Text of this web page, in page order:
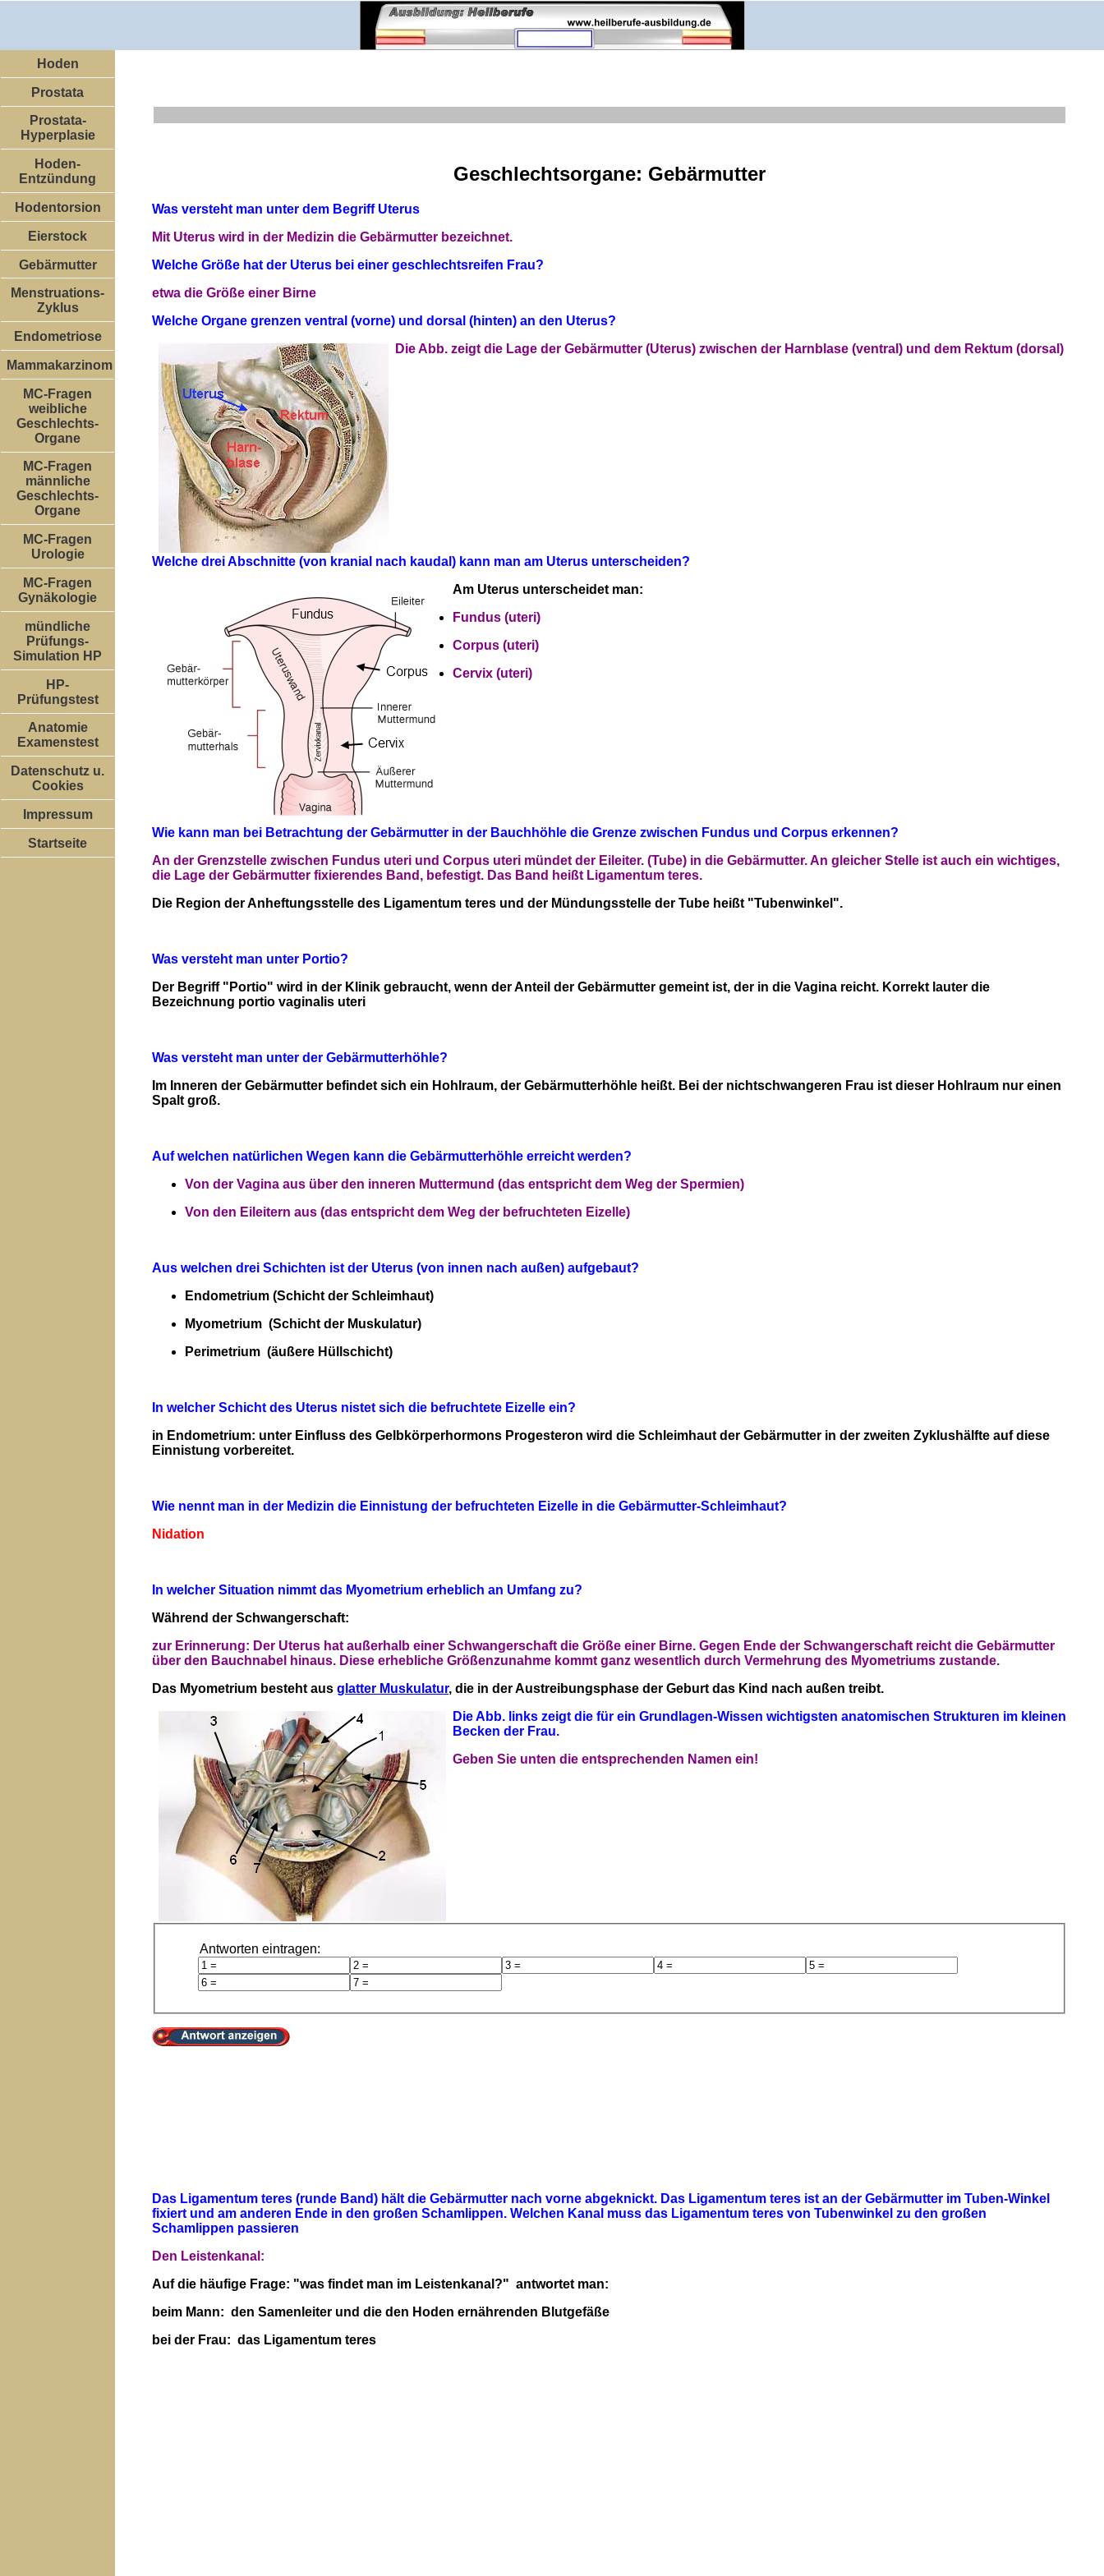
Hoden
Prostata
Prostata-
Hyperplasie
Hoden-
Entzündung
Hodentorsion
Eierstock
Gebärmutter
Menstruations-
Zyklus
Endometriose
Mammakarzinom
MC-Fragen
weibliche
Geschlechts-
Organe
MC-Fragen
männliche
Geschlechts-
Organe
MC-Fragen
Urologie
MC-Fragen
Gynäkologie
mündliche
Prüfungs-
Simulation HP
HP-
Prüfungstest
Anatomie
Examenstest
Datenschutz u.
Cookies
Impressum
Startseite
Geschlechtsorgane: Gebärmutter
Was versteht man unter dem Begriff Uterus
Mit Uterus wird in der Medizin die Gebärmutter bezeichnet.
Welche Größe hat der Uterus bei einer geschlechtsreifen Frau?
etwa die Größe einer Birne
Welche Organe grenzen ventral (vorne) und dorsal (hinten) an den Uterus?
Die Abb. zeigt die Lage der Gebärmutter (Uterus) zwischen der Harnblase (ventral) und dem Rektum (dorsal)
Welche drei Abschnitte (von kranial nach kaudal) kann man am Uterus unterscheiden?
Am Uterus unterscheidet man:
Fundus (uteri)
Corpus (uteri)
Cervix (uteri)
Wie kann man bei Betrachtung der Gebärmutter in der Bauchhöhle die Grenze zwischen Fundus und Corpus erkennen?
An der Grenzstelle zwischen Fundus uteri und Corpus uteri mündet der Eileiter. (Tube) in die Gebärmutter. An gleicher Stelle ist auch ein wichtiges,
die Lage der Gebärmutter fixierendes Band, befestigt. Das Band heißt Ligamentum teres.
Die Region der Anheftungsstelle des Ligamentum teres und der Mündungsstelle der Tube heißt "Tubenwinkel".
Was versteht man unter Portio?
Der Begriff "Portio" wird in der Klinik gebraucht, wenn der Anteil der Gebärmutter gemeint ist, der in die Vagina reicht. Korrekt lauter die
Bezeichnung portio vaginalis uteri
Was versteht man unter der Gebärmutterhöhle?
Im Inneren der Gebärmutter befindet sich ein Hohlraum, der Gebärmutterhöhle heißt. Bei der nichtschwangeren Frau ist dieser Hohlraum nur einen
Spalt groß.
Auf welchen natürlichen Wegen kann die Gebärmutterhöhle erreicht werden?
Von der Vagina aus über den inneren Muttermund (das entspricht dem Weg der Spermien)
Von den Eileitern aus (das entspricht dem Weg der befruchteten Eizelle)
Aus welchen drei Schichten ist der Uterus (von innen nach außen) aufgebaut?
Endometrium (Schicht der Schleimhaut)
Myometrium (Schicht der Muskulatur)
Perimetrium (äußere Hüllschicht)
In welcher Schicht des Uterus nistet sich die befruchtete Eizelle ein?
in Endometrium: unter Einfluss des Gelbkörperhormons Progesteron wird die Schleimhaut der Gebärmutter in der zweiten Zyklushälfte auf diese
Einnistung vorbereitet.
Wie nennt man in der Medizin die Einnistung der befruchteten Eizelle in die Gebärmutter-Schleimhaut?
Nidation
In welcher Situation nimmt das Myometrium erheblich an Umfang zu?
Während der Schwangerschaft:
zur Erinnerung: Der Uterus hat außerhalb einer Schwangerschaft die Größe einer Birne. Gegen Ende der Schwangerschaft reicht die Gebärmutter
über den Bauchnabel hinaus. Diese erhebliche Größenzunahme kommt ganz wesentlich durch Vermehrung des Myometriums zustande.
Das Myometrium besteht aus glatter Muskulatur, die in der Austreibungsphase der Geburt das Kind nach außen treibt.
Die Abb. links zeigt die für ein Grundlagen-Wissen wichtigsten anatomischen Strukturen im kleinen
Becken der Frau.
Geben Sie unten die entsprechenden Namen ein!
Antworten eintragen:
Das Ligamentum teres (runde Band) hält die Gebärmutter nach vorne abgeknickt. Das Ligamentum teres ist an der Gebärmutter im Tuben-Winkel
fixiert und am anderen Ende in den großen Schamlippen. Welchen Kanal muss das Ligamentum teres von Tubenwinkel zu den großen
Schamlippen passieren
Den Leistenkanal:
Auf die häufige Frage: "was findet man im Leistenkanal?" antwortet man:
beim Mann: den Samenleiter und die den Hoden ernährenden Blutgefäße
bei der Frau: das Ligamentum teres